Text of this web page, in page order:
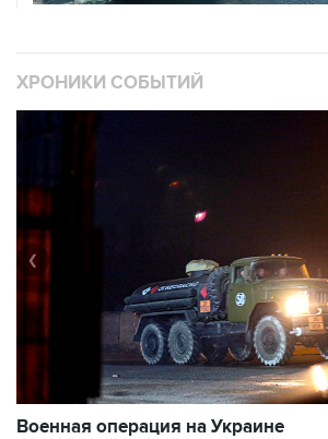
Военная операция на Украине
❮